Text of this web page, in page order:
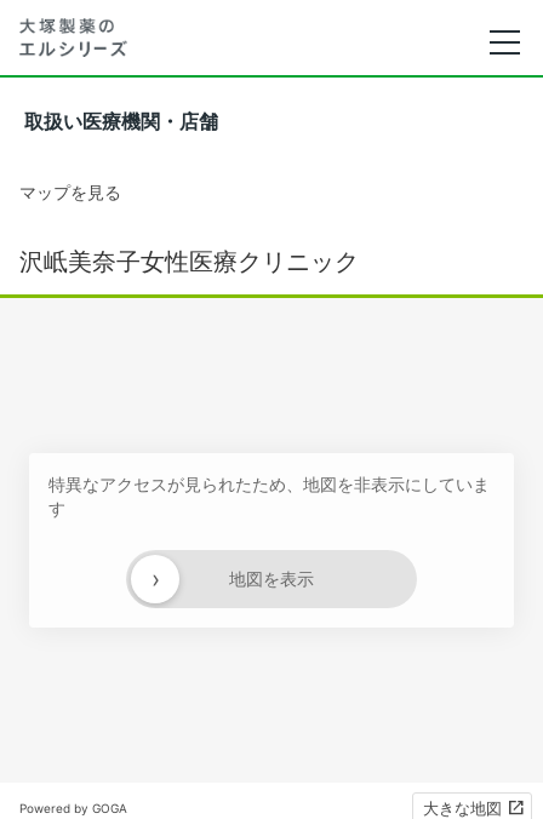
取扱い医療機関・店舗
マップを見る
沢岻美奈子女性医療クリニック
特異なアクセスが見られたため、地図を非表示にしていま
す
地図を表示
›
Powered by GOGA 大きな地図